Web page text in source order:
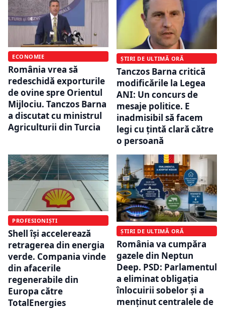
ECONOMIE
România vrea să
redeschidă exporturile
de ovine spre Orientul
Mijlociu. Tanczos Barna
a discutat cu ministrul
Agriculturii din Turcia
ȘTIRI DE ULTIMĂ ORĂ
Tanczos Barna critică
modificările la Legea
ANI: Un concurs de
mesaje politice. E
inadmisibil să facem
legi cu țintă clară către
o persoană
PROFESIONIȘTI
Shell își accelerează
retragerea din energia
verde. Compania vinde
din afacerile
regenerabile din
Europa către
TotalEnergies
ȘTIRI DE ULTIMĂ ORĂ
România va cumpăra
gazele din Neptun
Deep. PSD: Parlamentul
a eliminat obligația
înlocuirii sobelor și a
menținut centralele de